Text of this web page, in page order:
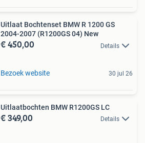
Uitlaat Bochtenset BMW R 1200 GS
2004-2007 (R1200GS 04) New
€ 450,00 Details
Bezoek website 30 jul 26
Uitlaatbochten BMW R1200GS LC
€ 349,00 Details